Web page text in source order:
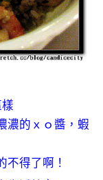
濃的ｘｏ醬，蝦
不得了啊！